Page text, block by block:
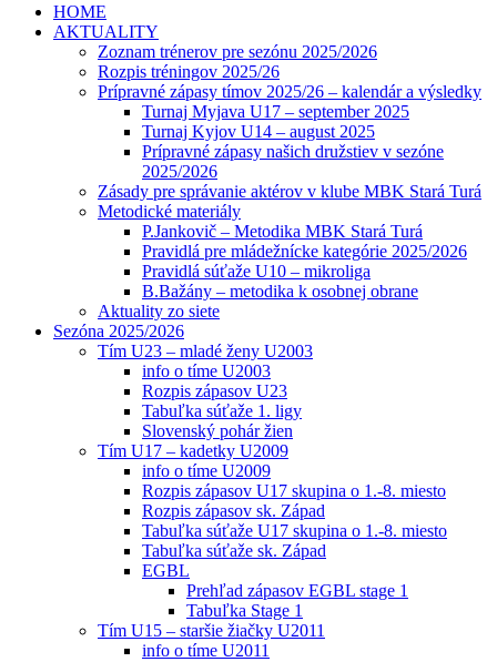
HOME
AKTUALITY
Zoznam trénerov pre sezónu 2025/2026
Rozpis tréningov 2025/26
Prípravné zápasy tímov 2025/26 – kalendár a výsledky
Turnaj Myjava U17 – september 2025
Turnaj Kyjov U14 – august 2025
Prípravné zápasy našich družstiev v sezóne
2025/2026
Zásady pre správanie aktérov v klube MBK Stará Turá
Metodické materiály
P.Jankovič – Metodika MBK Stará Turá
Pravidlá pre mládežnícke kategórie 2025/2026
Pravidlá súťaže U10 – mikroliga
B.Bažány – metodika k osobnej obrane
Aktuality zo siete
Sezóna 2025/2026
Tím U23 – mladé ženy U2003
info o tíme U2003
Rozpis zápasov U23
Tabuľka súťaže 1. ligy
Slovenský pohár žien
Tím U17 – kadetky U2009
info o tíme U2009
Rozpis zápasov U17 skupina o 1.-8. miesto
Rozpis zápasov sk. Západ
Tabuľka súťaže U17 skupina o 1.-8. miesto
Tabuľka súťaže sk. Západ
EGBL
Prehľad zápasov EGBL stage 1
Tabuľka Stage 1
Tím U15 – staršie žiačky U2011
info o tíme U2011